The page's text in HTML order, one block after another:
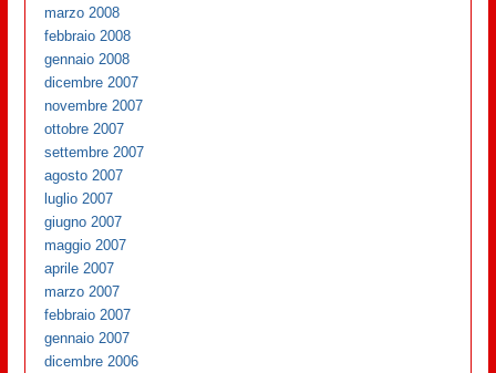
marzo 2008
febbraio 2008
gennaio 2008
dicembre 2007
novembre 2007
ottobre 2007
settembre 2007
agosto 2007
luglio 2007
giugno 2007
maggio 2007
aprile 2007
marzo 2007
febbraio 2007
gennaio 2007
dicembre 2006